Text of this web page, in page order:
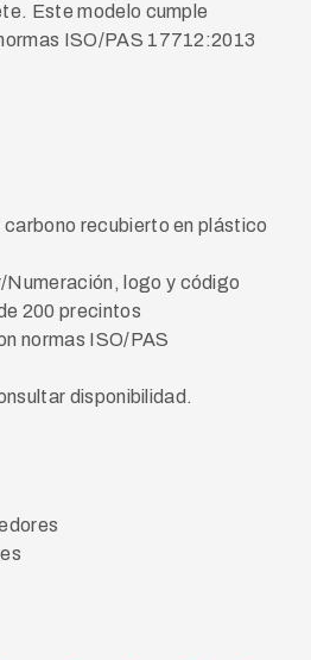
Este modelo cumple
ISO/PAS 17712:2013
carbono recubierto en plástico
Numeración, logo y código
200 precintos
normas ISO/PAS
disponibilidad.